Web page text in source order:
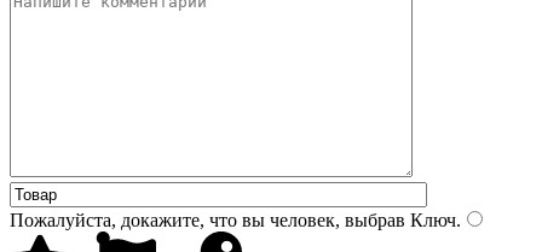
Пожалуйста, докажите, что вы человек, выбрав Ключ.